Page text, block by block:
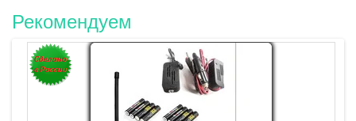
Рекомендуем